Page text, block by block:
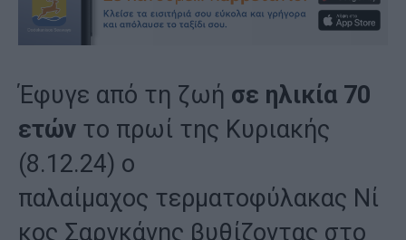
Έφυγε από τη ζωή σε ηλικία 70
ετών το πρωί της Κυριακής
(8.12.24) ο
παλαίμαχος τερματοφύλακας Νί
κος Σαργκάνης βυθίζοντας στο